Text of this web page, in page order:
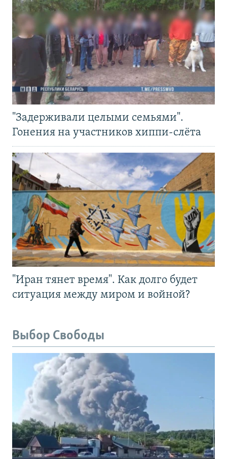
"Задерживали целыми семьями".
Гонения на участников хиппи-слёта
"Иран тянет время". Как долго будет
ситуация между миром и войной?
Выбор Свободы